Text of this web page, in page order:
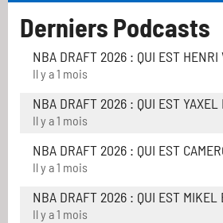
Derniers Podcasts
NBA DRAFT 2026 : QUI EST HENRI
Il y a 1 mois
NBA DRAFT 2026 : QUI EST YAXEL
Il y a 1 mois
NBA DRAFT 2026 : QUI EST
Il y a 1 mois
NBA DRAFT 2026 : QUI EST MIKEL
Il y a 1 mois